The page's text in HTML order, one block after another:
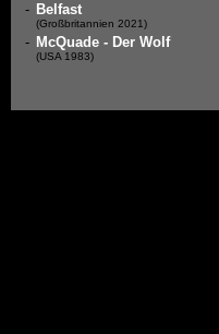
- Belfast
(Großbritannien 2021)
- McQuade - Der Wolf
(USA 1983)